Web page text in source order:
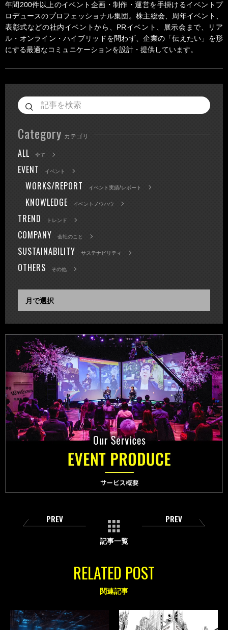
年間200件以上のイベント企画・制作・運営を手掛けるイベントプ
ロデュースのプロフェッショナル集団。株主総会、周年イベント、
表彰式などの社内イベントから、PRイベント、展示会まで、リア
ル・オンライン・ハイブリッドを問わず、企業の「伝えたい」を形
にする最適なコミュニケーションを設計・提供しています。
Category カテゴリ
ALL 全て
EVENT イベント
WORKS/REPORT イベント実績/レポート
KNOWLEDGE イベントノウハウ
TREND トレンド
COMPANY 会社のこと
SUSTAINABILITY サステナビリティ
OTHERS その他
PREV
記事一覧
PREV
RELATED POST
関連記事